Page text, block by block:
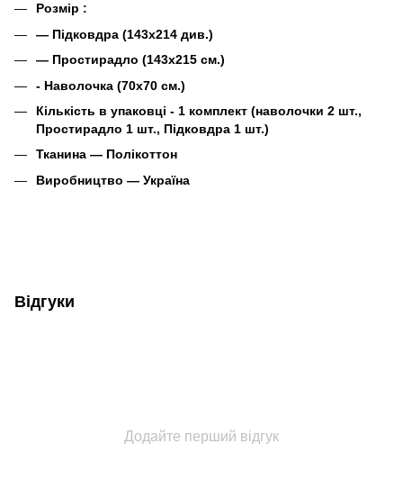
Розмір :
— Підковдра (143х214 див.)
— Простирадло (143х215 см.)
- Наволочка (70х70 см.)
Кількість в упаковці - 1 комплект (наволочки 2 шт.,
Простирадло 1 шт., Підковдра 1 шт.)
Тканина ― Полікоттон
Виробництво ― Україна
Відгуки
Додайте перший відгук